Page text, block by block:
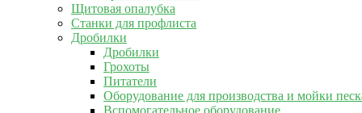
Щитовая опалубка
Станки для профлиста
Дробилки
Дробилки
Грохоты
Питатели
Оборудование для производства и мойки
Вспомогательное оборудование